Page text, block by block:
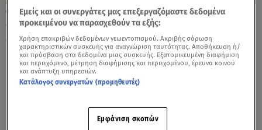
03.06.24, 14:28
Ολοκληρώθηκε το σεμινάριο: «Ισότητα των
φύλων στο δημόσιο & πολιτικό λόγο»
Εμείς και οι συνεργάτες μας επεξεργαζόμαστε δεδομένα
προκειμένου να παρασχεθούν τα εξής:
Χρήση επακριβών δεδομένων γεωεντοπισμού. Ακριβής σάρωση
χαρακτηριστικών συσκευής για αναγνώριση ταυτότητας. Αποθήκευση ή/
και πρόσβαση στα δεδομένα μιας συσκευής. Εξατομικευμένη διαφήμιση
και περιεχόμενο, μέτρηση διαφήμισης και περιεχομένου, έρευνα κοινού
και ανάπτυξη υπηρεσιών.
Κατάλογος συνεργατών (προμηθευτές)
Εμφάνιση σκοπών